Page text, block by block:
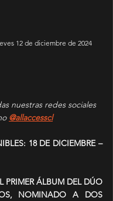
12 de diciembre de 2024
nuestras redes sociales
@allaccesscl
18 DE DICIEMBRE –
PRIMER ÁLBUM DEL DÚO
NOMINADO A DOS